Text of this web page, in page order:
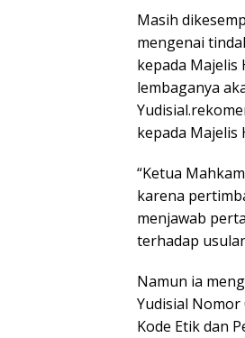
Masih
mengenai
kepada
lembaganya
kepada Majelis
“Ketua
karena
menjawab
terhadap
Namun ia
Yudisial Nomor
Kode Etik dan